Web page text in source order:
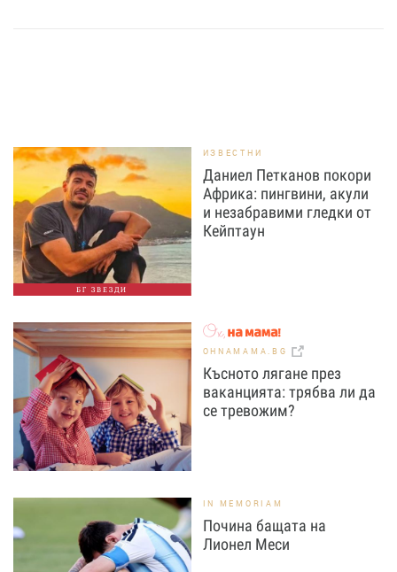
БГ ЗВЕЗДИ
ИЗВЕСТНИ
Даниел Петканов покори
Африка: пингвини, акули
и незабравими гледки от
Кейптаун
OHNAMAMA.BG
Късното лягане през
ваканцията: трябва ли да
се тревожим?
IN MEMORIAM
Почина бащата на
Лионел Меси